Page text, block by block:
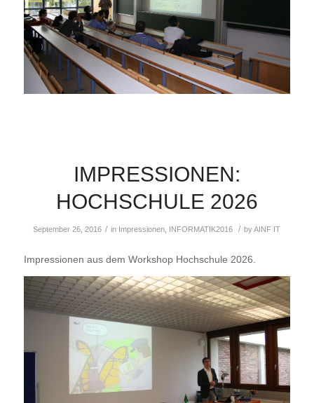
IMPRESSIONEN:
HOCHSCHULE 2026
September 26, 2016 / in Impressionen INFORMATIK2016 / byAINF IT
Impressionen aus dem Workshop Hochschule 2026.